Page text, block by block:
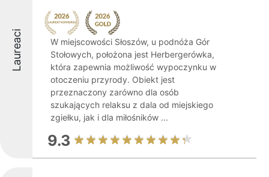
Laureaci
W miejscowości Słoszów, u podnóża Gór
Stołowych, położona jest Herbergerówka,
która zapewnia możliwość wypoczynku w
otoczeniu przyrody. Obiekt jest
przeznaczony zarówno dla osób
szukających relaksu z dala od miejskiego
zgiełku, jak i dla miłośników ...
9.3